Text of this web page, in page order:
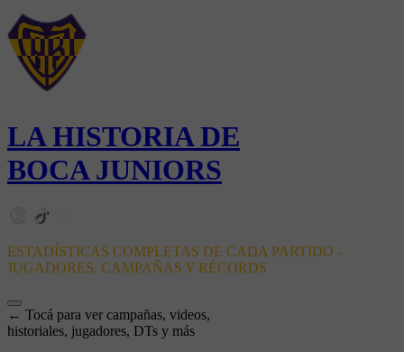
LA HISTORIA DE
BOCA JUNIORS
ESTADÍSTICAS COMPLETAS DE CADA PARTIDO -
JUGADORES, CAMPAÑAS Y RÉCORDS
← Tocá para ver campañas, videos,
historiales, jugadores, DTs y más